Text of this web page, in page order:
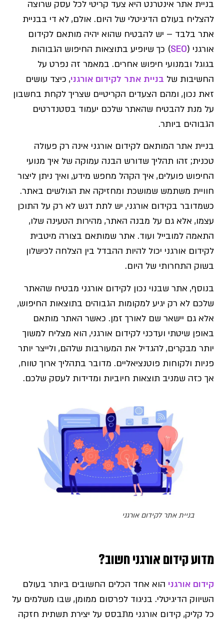
בניית אתר אינטרנט היא צעד קריטי לכל עסק שרוצה
להצליח בעולם הדיגיטלי של היום. אולם, לא די בבניית
אתר בלבד – יש להבטיח שהוא יהיה מותאם לקידום
אורגני (SEO) כך שיופיע בתוצאות החיפוש הגבוהות
בגוגל ובמנועי חיפוש אחרים. במאמר זה נפרט על
החשיבות של בניית אתר לקידום אורגני, כיצד עושים
זאת נכון, ומהם הצעדים הקריטיים שצריך לקחת בחשבון
על מנת להבטיח שהאתר שלכם יעמוד בסטנדרטים
הגבוהים ביותר.
בניית אתר המותאם לקידום אורגני אינה רק פעולה
טכנית; זהו תהליך שדורש הבנה עמוקה של איך מנועי
החיפוש פועלים, איך הקהל מחפש מידע, ואיך ניתן ליצור
חוויית משתמש שמושכת ומחזיקה את הגולשים באתר.
כשמדובר בקידום אורגני, יש לתת דגש לא רק על התוכן
עצמו, אלא גם על מבנה האתר, מהירות הטעינה שלו,
התאמה למובייל ועוד. אתר שמותאם בצורה מיטבית
לקידום אורגני יכול להיות ההבדל בין הצלחה לכישלון
בשוק התחרותי של היום.
בנוסף, אתר שבנוי נכון לקידום אורגני מבטיח שהאתר
שלכם לא רק יגיע למקומות הגבוהים בתוצאות החיפוש,
אלא גם יישאר שם לאורך זמן. כאשר האתר מותאם
באופן שיטתי ועדכני לקידום אורגני, הוא מצליח למשוך
יותר מבקרים, להגדיל את המעורבות שלהם, ולייצר יותר
פניות ולקוחות פוטנציאליים. מדובר בתהליך ארוך טווח,
אך כזה שמניב תוצאות חיוביות ומדידות לעסק שלכם.
בניית אתר לקידום אורגני
מדוע קידום אורגני חשוב?
קידום אורגני הוא אחד הכלים החשובים ביותר בעולם
השיווק הדיגיטלי. בניגוד לפרסום ממומן, שבו משלמים על
כל קליק, קידום אורגני מתבסס על יצירת תשתית חזקה